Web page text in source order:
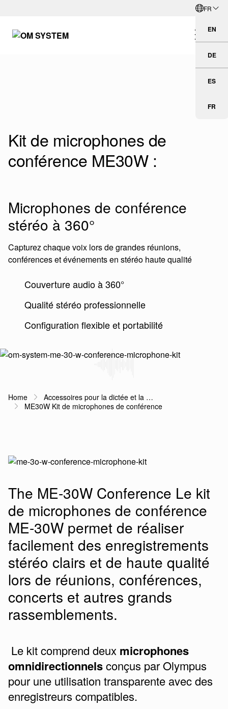
FR
Français
EN
DE
ES
FR
Kit de microphones de
conférence ME30W :
Microphones de conférence
stéréo à 360°
Capturez chaque voix lors de grandes réunions,
conférences et événements en stéréo haute qualité
Couverture audio à 360°
Qualité stéréo professionnelle
Configuration flexible et portabilité
Fil d'Ariane
Home
Accessoires pour la dictée et la …
ME30W Kit de microphones de conférence
The ME-30W Conference Le kit
de microphones de conférence
ME-30W permet de réaliser
facilement des enregistrements
stéréo clairs et de haute qualité
lors de réunions, conférences,
concerts et autres grands
rassemblements.
Le kit comprend deux microphones
omnidirectionnelsconçus par Olympus
pour une utilisation transparente avec des
enregistreurs compatibles.